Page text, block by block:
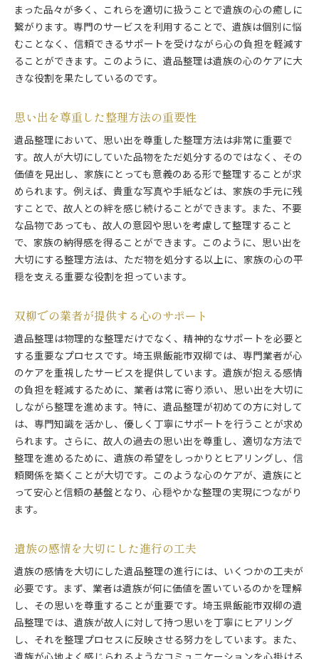
まった品々が多く、これらを適切に扱うことで遺族の心の癒しに
繋がります。専門のサービスを利用することで、遺族は個別に悩
むことなく、信頼できるサポートを受けながら心の負担を軽減す
ることができます。このように、遺品整理は遺族の心のケアに大
きな役割を果たしているのです。
思い出を尊重した整理方法の重要性
遺品整理において、思い出を尊重した整理方法は非常に重要で
す。故人が大切にしていた品物をただ処分するのではなく、その
価値を見出し、家族にとっても意義のある形で整理することが求
められます。例えば、貴重な写真や手紙などは、家族の手元に残
すことで、故人との絆を感じ続けることができます。また、不要
な品物であっても、故人の意図や思いを考慮して整理すること
で、家族の納得感を得ることができます。このように、思い出を
大切にする整理方法は、ただ物を処分する以上に、家族の心の平
穏を支える重要な役割を担っています。
双柳での業者が提供する心のサポート
遺品整理は物理的な整理だけでなく、精神的なサポートを必要と
する重要なプロセスです。埼玉県飯能市双柳では、専門業者が心
のケアを重視したサービスを提供しています。遺族が抱える感情
の負担を軽減するために、業者は常に寄り添い、思い出を大切に
しながら整理を進めます。特に、遺品整理が初めての方に対して
は、専門知識を活かし、優しく丁寧にサポートを行うことが求め
られます。さらに、故人の過去の思い出を尊重し、適切な方法で
整理を進めるために、遺族の希望をしっかりとヒアリングし、信
頼関係を築くことが大切です。このような心のケアが、遺族にと
って安心と信頼の基盤となり、心穏やかな整理の実現につながり
ます。
遺族の感情を大切にした進行の工夫
遺族の感情を大切にした遺品整理の進行には、いくつかの工夫が
必要です。まず、業者は遺族が何に価値を置いているのかを理解
し、その思いを尊重することが重要です。埼玉県飯能市双柳の遺
品整理では、遺族が故人に対して持つ思いを丁寧にヒアリング
し、それを整理プロセスに反映させる努力をしています。また、